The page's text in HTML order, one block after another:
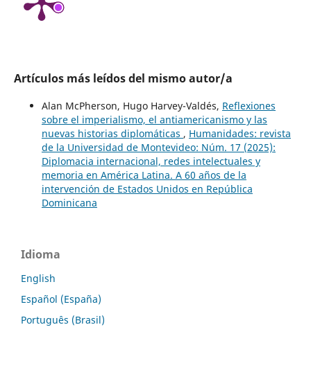
Artículos más leídos del mismo autor/a
Alan McPherson, Hugo Harvey-Valdés, Reflexiones
sobre el imperialismo, el antiamericanismo y las
nuevas historias diplomáticas , Humanidades: revista
de la Universidad de Montevideo: Núm. 17 (2025):
Diplomacia internacional, redes intelectuales y
memoria en América Latina. A 60 años de la
intervención de Estados Unidos en República
Dominicana
Idioma
English
Español (España)
Português (Brasil)